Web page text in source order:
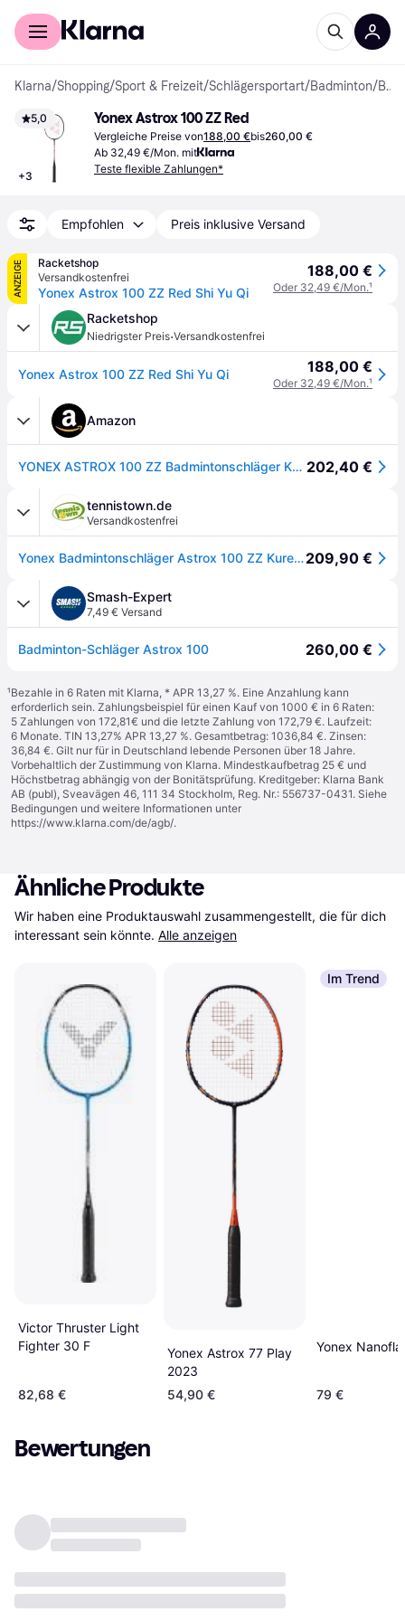
Für Shopper
Klarna/Shopping/Sport & Freizeit/Schlägersportart/Badminton/ Badmintonschläger
5,0
+3
Yonex Astrox 100 ZZ Red
Vergleiche Preise von188,00 €bis260,00 €
Ab 32,49 €/Mon. mit
Teste flexible Zahlungen*
Empfohlen Preis inklusive Versand
ANZEIGE
Racketshop
Versandkostenfrei
Yonex Astrox 100 ZZ Red Shi Yu Qi
188,00 €
Oder 32,49 €/Mon.¹
Racketshop
Niedrigster Preis·Versandkostenfrei
Yonex Astrox 100 ZZ Red Shi Yu Qi 188,00 €
Oder 32,49 €/Mon.¹
Amazon
YONEX ASTROX 100 ZZ Badmintonschläger KURENAI (4U5) 202,40 €
tennistown.de
Versandkostenfrei
Yonex Badmintonschläger Astrox 100 ZZ Kurenai (kopflastig, sehr steif) weinrot - unbesaitet -209,90 €
Smash-Expert
7,49 € Versand
Badminton-Schläger Astrox 100 260,00 €
¹Bezahle in 6 Raten mit Klarna, * APR 13,27 %. Eine Anzahlung kann
erforderlich sein. Zahlungsbeispiel für einen Kauf von 1000 € in 6 Raten:
5 Zahlungen von 172,81€ und die letzte Zahlung von 172,79 €. Laufzeit:
6 Monate. TIN 13,27% APR 13,27 %. Gesamtbetrag: 1036,84 €. Zinsen:
36,84 €. Gilt nur für in Deutschland lebende Personen über 18 Jahre.
Vorbehaltlich der Zustimmung von Klarna. Mindestkaufbetrag 25 € und
Höchstbetrag abhängig von der Bonitätsprüfung. Kreditgeber: Klarna Bank
AB (publ), Sveavägen 46, 111 34 Stockholm, Reg. Nr.: 556737-0431. Siehe
Bedingungen und weitere Informationen unter
https://www.klarna.com/de/agb/.
Ähnliche Produkte
Wir haben eine Produktauswahl zusammengestellt, die für dich
interessant sein könnte. Alle anzeigen
Victor Thruster Light
Fighter 30 F
82,68 €
Yonex Astrox 77 Play
2023
54,90 €
Im Trend
Yonex
79 €
Bewertungen